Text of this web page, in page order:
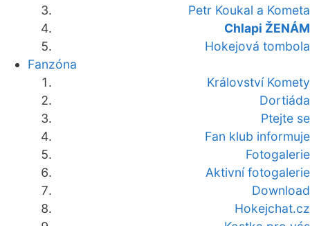
Petr Koukal a Kometa
Chlapi ŽENÁM
Hokejová tombola
Fanzóna
Království Komety
Dortiáda
Ptejte se
Fan klub informuje
Fotogalerie
Aktivní fotogalerie
Download
Hokejchat.cz